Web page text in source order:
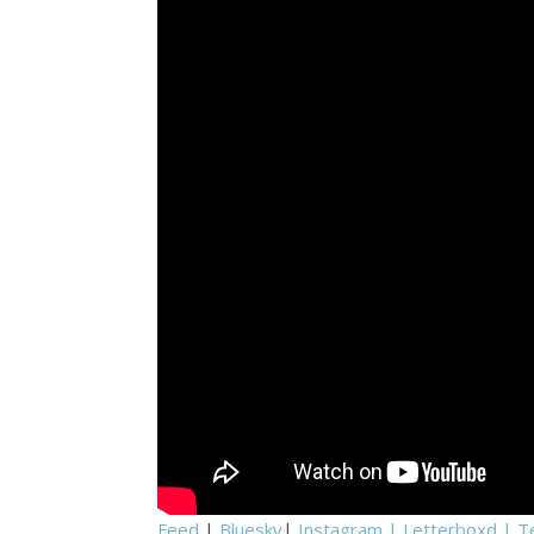
Feed | Bluesky| Instagram | Letterboxd |